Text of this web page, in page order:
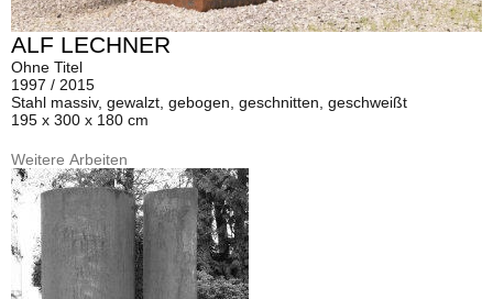
ALF LECHNER
Ohne Titel
1997 / 2015
Stahl massiv, gewalzt, gebogen, geschnitten, geschweißt
195 x 300 x 180 cm
Weitere Arbeiten